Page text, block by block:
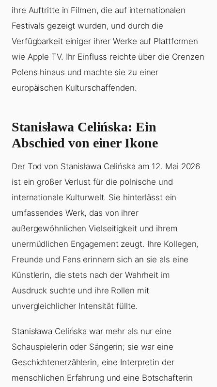
ihre Auftritte in Filmen, die auf internationalen
Festivals gezeigt wurden, und durch die
Verfügbarkeit einiger ihrer Werke auf Plattformen
wie Apple TV. Ihr Einfluss reichte über die Grenzen
Polens hinaus und machte sie zu einer
europäischen Kulturschaffenden.
Stanisława Celińska: Ein
Abschied von einer Ikone
Der Tod von Stanisława Celińska am 12. Mai 2026
ist ein großer Verlust für die polnische und
internationale Kulturwelt. Sie hinterlässt ein
umfassendes Werk, das von ihrer
außergewöhnlichen Vielseitigkeit und ihrem
unermüdlichen Engagement zeugt. Ihre Kollegen,
Freunde und Fans erinnern sich an sie als eine
Künstlerin, die stets nach der Wahrheit im
Ausdruck suchte und ihre Rollen mit
unvergleichlicher Intensität füllte.
Stanisława Celińska war mehr als nur eine
Schauspielerin oder Sängerin; sie war eine
Geschichtenerzählerin, eine Interpretin der
menschlichen Erfahrung und eine Botschafterin